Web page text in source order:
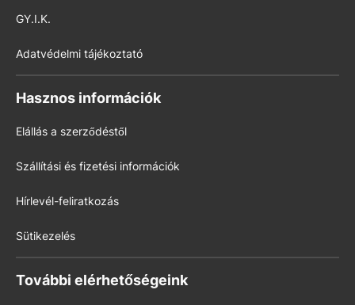
GY.I.K.
Adatvédelmi tájékoztató
Hasznos információk
Elállás a szerződéstől
Szállítási és fizetési információk
Hírlevél-feliratkozás
Sütikezelés
További elérhetőségeink